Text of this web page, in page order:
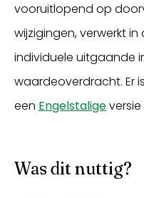
vooruitlopend op
wijzigingen, verwerkt
individuele uitgaande
waardeoverdracht. Er
een Engelstalige
Was dit nuttig?